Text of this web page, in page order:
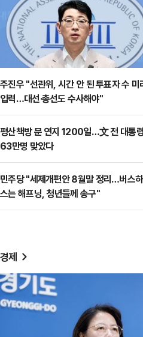
주진우 "선관위, 시간 안 된 투표자 수 미
입력…대선·총선도 수사해야"
평산책방 문 연지 1200일…文 전 대통령
63만명 맞았다
민주당 "세제개편안 8월말 정리…버스
스는 해프닝, 청년들께 송구"
경제